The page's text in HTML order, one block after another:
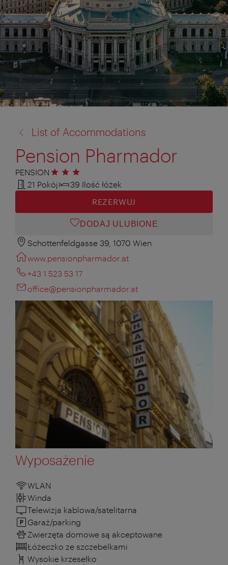
do:
List of Accommodations
Pension Pharmador
PENSION 3 gwiazdki
21 Pokój
39 Ilość łóżek
REZERWUJ
DODAJ ULUBIONE
Schottenfeldgasse 39, 1070 Wien
www.pensionpharmador.at
+43 1 523 53 17
office@pensionpharmador.at
Wyposażenie
WLAN
Winda
Telewizja kablowa/satelitarna
Garaż/parking
Zwierzęta domowe są akceptowane
Łóżeczko ze szczebelkami
Wysokie krzesełko